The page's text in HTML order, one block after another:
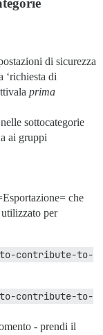
di sicurezza
‘richiesta di
prima
sottocategorie
ai gruppi
che
per
contribute-to-
contribute-to-
- prendi il